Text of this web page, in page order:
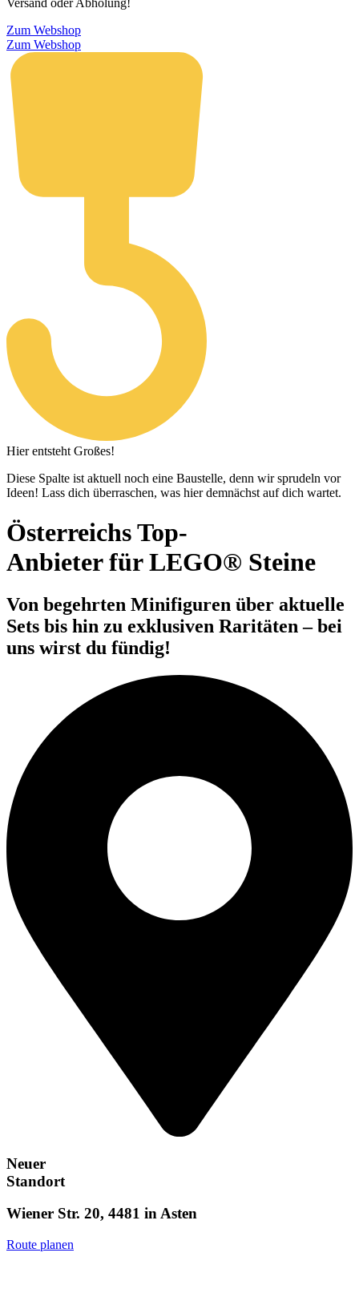
Zum Webshop
Zum Webshop
Hier entsteht Großes!
Diese Spalte ist aktuell noch eine Baustelle, denn wir sprudeln vor
Ideen! Lass dich überraschen, was hier demnächst auf dich wartet.
Österreichs Top-
Anbieter für LEGO® Steine
Von begehrten Minifiguren über aktuelle
Sets bis hin zu exklusiven Raritäten – bei
uns wirst du fündig!
Neuer
Standort
Wiener Str. 20, 4481 in Asten
Route planen